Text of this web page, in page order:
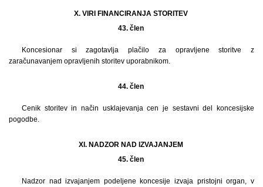
X. VIRI FINANCIRANJA STORITEV
43. člen
Koncesionar si zagotavlja plačilo za opravljene storitve z
zaračunavanjem opravljenih storitev uporabnikom.
44. člen
Cenik storitev in način usklajevanja cen je sestavni del koncesijske
pogodbe.
XI. NADZOR NAD IZVAJANJEM
45. člen
Nadzor nad izvajanjem podeljene koncesije izvaja pristojni organ, v